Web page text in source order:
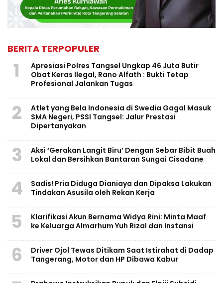
BERITA TERPOPULER
1
Apresiasi Polres Tangsel Ungkap 46 Juta Butir
Obat Keras Ilegal, Rano Alfath : Bukti Tetap
Profesional Jalankan Tugas
2
Atlet yang Bela Indonesia di Swedia Gagal Masuk
SMA Negeri, PSSI Tangsel: Jalur Prestasi
Dipertanyakan
3
Aksi ‘Gerakan Langit Biru’ Dengan Sebar Bibit Buah
Lokal dan Bersihkan Bantaran Sungai Cisadane
4
Sadis! Pria Diduga Dianiaya dan Dipaksa Lakukan
Tindakan Asusila oleh Rekan Kerja
5
Klarifikasi Akun Bernama Widya Rini: Minta Maaf
ke Keluarga Almarhum Yuh Rizal dan Instansi
6
Driver Ojol Tewas Ditikam Saat Istirahat di Dadap
Tangerang, Motor dan HP Dibawa Kabur